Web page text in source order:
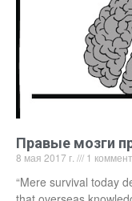
Правые мозги
8 мая 2017 г. 1
“Mere survival today